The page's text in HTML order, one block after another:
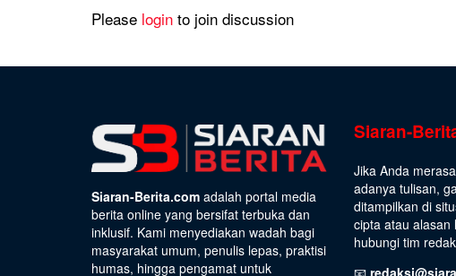
Please login to join discussion
Siaran-Berita.com adalah portal media
berita online yang bersifat terbuka dan
inklusif. Kami menyediakan wadah bagi
masyarakat umum, penulis lepas, praktisi
humas, hingga pengamat untuk
Siaran-
Jika Anda
adanya tulisan,
ditampilkan di
cipta atau alasan
hubungi tim